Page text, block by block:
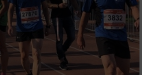
der Angebote
Daten zur Auswahl